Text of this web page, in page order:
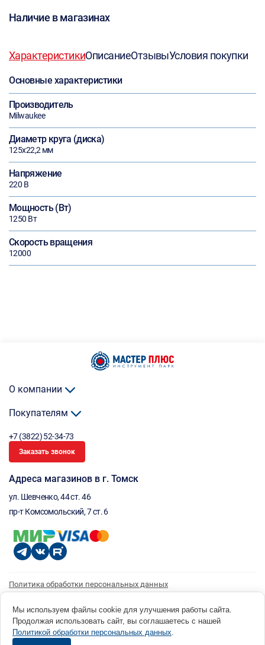
Наличие в магазинах
ХарактеристикиОписаниеОтзывыУсловия покупки
Основные характеристики
Производитель
Milwaukee
Диаметр круга (диска)
125х22,2 мм
Напряжение
220 В
Мощность (Вт)
1250 Вт
Скорость вращения
12000
О компании
Покупателям
+7 (3822) 52-34-73
Заказать звонок
Адреса магазинов в г. Томск
ул. Шевченко, 44 ст. 46
пр-т Комсомольский, 7 ст. 6
Политика обработки персональных данных
Согласие на получение рассылки
© 1996 - 2026 инструмент парк «Мастер Плюс» Россия, г. Томск, ул. Шевченко, 44 ст. 46, (3822) 52-34-
73 okp@masterplus.tomsk.ru ИП Брусницын Д.Н. ИНН 701700002741
Мы используем файлы cookie для улучшения работы сайта.
Продолжая использовать сайт, вы соглашаетесь с нашей
Политикой обработки персональных данных.